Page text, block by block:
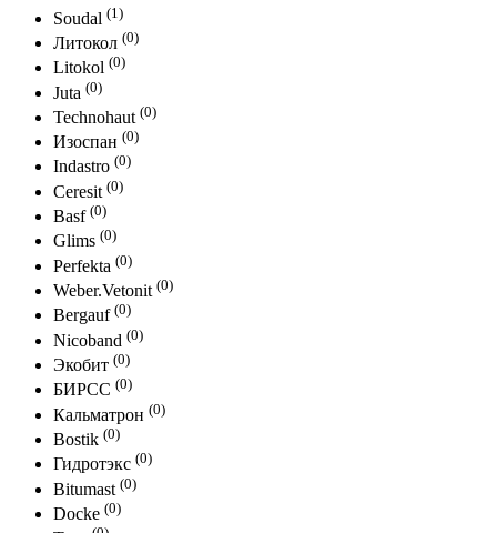
Soudal (1)
Литокол (0)
Litokol (0)
Juta (0)
Technohaut (0)
Изоспан (0)
Indastro (0)
Ceresit (0)
Basf (0)
Glims (0)
Perfekta (0)
Weber.Vetonit (0)
Bergauf (0)
Nicoband (0)
Экобит (0)
БИРСС (0)
Кальматрон (0)
Bostik (0)
Гидротэкс (0)
Bitumast (0)
Docke (0)